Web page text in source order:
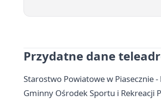
Przydatne dane
Starostwo Powiatowe w Piasecznie
Gminny Ośrodek Sportu i Rekreacji